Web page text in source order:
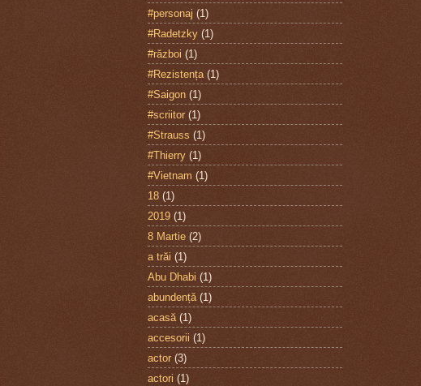
#personaj (1)
#Radetzky (1)
#război (1)
#Rezistența (1)
#Saigon (1)
#scriitor (1)
#Strauss (1)
#Thierry (1)
#Vietnam (1)
18 (1)
2019 (1)
8 Martie (2)
a trăi (1)
Abu Dhabi (1)
abundență (1)
acasă (1)
accesorii (1)
actor (3)
actori (1)